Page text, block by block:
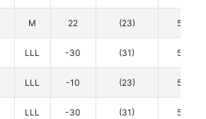
M 22 (23) 5
LLL -30 (31) 5
LLL -10 (23) 5
LLL -30 (31) 5